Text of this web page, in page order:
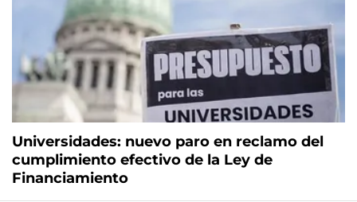
Universidades: nuevo paro en reclamo del
cumplimiento efectivo de la Ley de
Financiamiento